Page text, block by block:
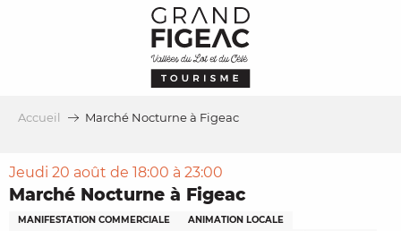
Accueil Marché Nocturne à Figeac
Jeudi 20 août de 18:00 à 23:00
Marché Nocturne à Figeac
MANIFESTATION COMMERCIALE
ANIMATION LOCALE